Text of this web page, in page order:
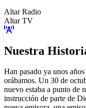
Altar Radio
Altar TV
Nuestra
Han pasado ya unos
orábamos. Un 30 de
nuevo estaba a punto de
instrucción de parte de